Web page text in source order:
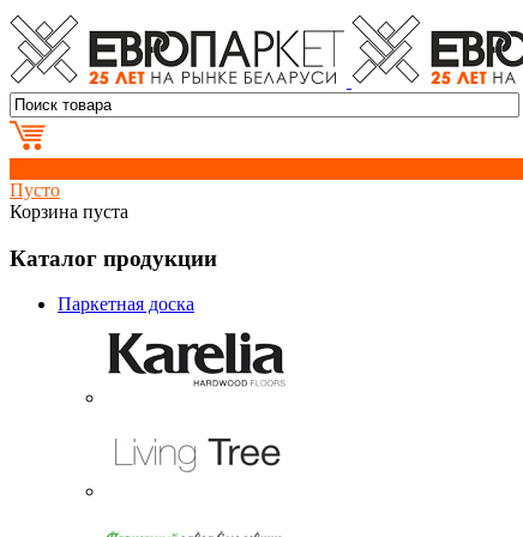
Пусто
Корзина пуста
Каталог продукции
Паркетная доска